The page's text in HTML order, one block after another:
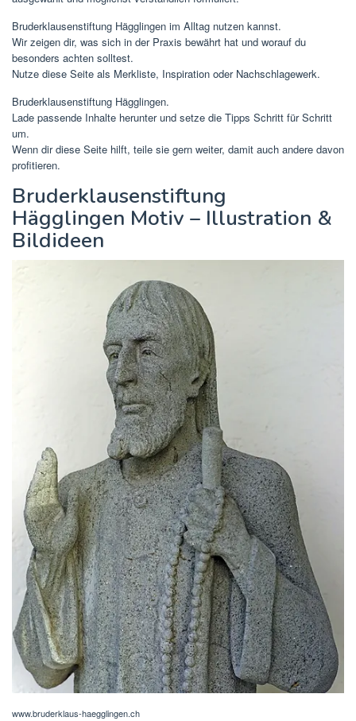
Bruderklausenstiftung Hägglingen im Alltag nutzen kannst.
Wir zeigen dir, was sich in der Praxis bewährt hat und worauf du
besonders achten solltest.
Nutze diese Seite als Merkliste, Inspiration oder Nachschlagewerk.
Bruderklausenstiftung Hägglingen.
Lade passende Inhalte herunter und setze die Tipps Schritt für Schritt
um.
Wenn dir diese Seite hilft, teile sie gern weiter, damit auch andere davon
profitieren.
Bruderklausenstiftung
Hägglingen Motiv – Illustration &
Bildideen
www.bruderklaus-haegglingen.ch